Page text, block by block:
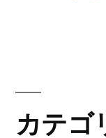
ー
シカテゴ